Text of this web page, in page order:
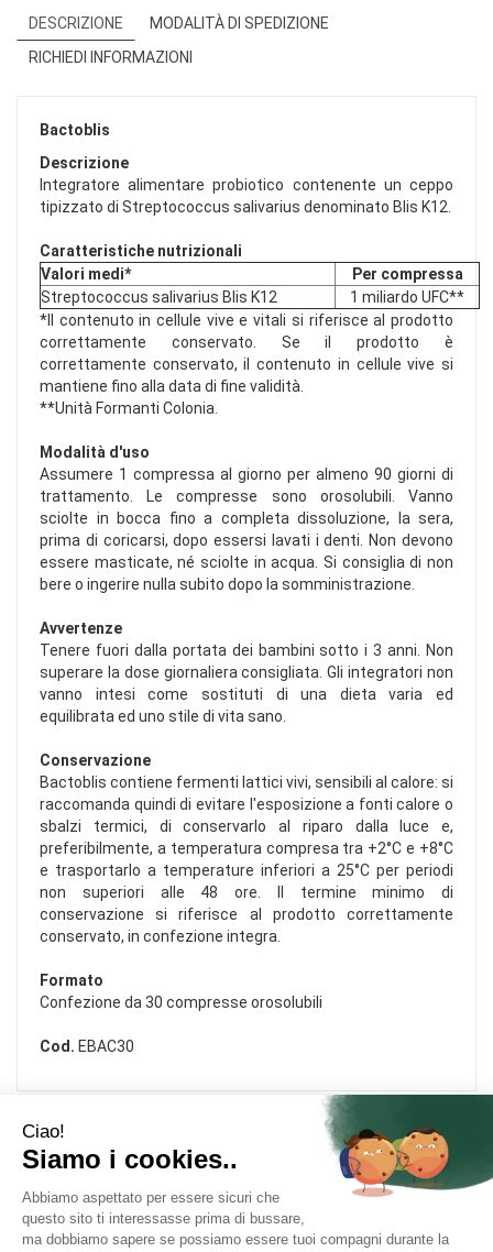
DESCRIZIONE
MODALITÀ DI SPEDIZIONE
RICHIEDI INFORMAZIONI
Bactoblis
Descrizione
Integratore alimentare probiotico contenente un ceppo
tipizzato di Streptococcus salivarius denominato Blis K12.
Caratteristiche nutrizionali
Valori medi*
Per compressa
Streptococcus salivarius Blis K12
1 miliardo UFC**
*Il contenuto in cellule vive e vitali si riferisce al prodotto
correttamente conservato. Se il prodotto è
correttamente conservato, il contenuto in cellule vive si
mantiene fino alla data di fine validità.
**Unità Formanti Colonia.
Modalità d'uso
Assumere 1 compressa al giorno per almeno 90 giorni di
trattamento. Le compresse sono orosolubili. Vanno
sciolte in bocca fino a completa dissoluzione, la sera,
prima di coricarsi, dopo essersi lavati i denti. Non devono
essere masticate, né sciolte in acqua. Si consiglia di non
bere o ingerire nulla subito dopo la somministrazione.
Avvertenze
Tenere fuori dalla portata dei bambini sotto i 3 anni. Non
superare la dose giornaliera consigliata. Gli integratori non
vanno intesi come sostituti di una dieta varia ed
equilibrata ed uno stile di vita sano.
Conservazione
Bactoblis contiene fermenti lattici vivi, sensibili al calore: si
raccomanda quindi di evitare l'esposizione a fonti calore o
sbalzi termici, di conservarlo al riparo dalla luce e,
preferibilmente, a temperatura compresa tra +2°C e +8°C
e trasportarlo a temperature inferiori a 25°C per periodi
non superiori alle 48 ore. Il termine minimo di
conservazione si riferisce al prodotto correttamente
conservato, in confezione integra.
Formato
Confezione da 30 compresse orosolubili
Cod. EBAC30
Informativa Privacy
Link Veloci
Condizioni di Vendita